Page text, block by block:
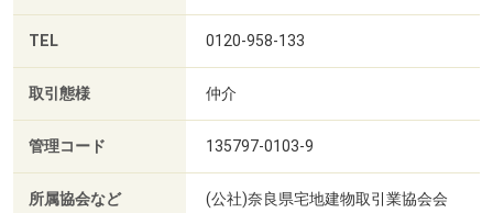
TEL 0120-958-133
取引態様 仲介
管理コード 135797-0103-9
所属協会など
(公社)奈良県宅地建物取引業協会会